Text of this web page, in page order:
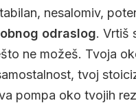
nesalomiv,
odraslog. Vrtiš
ne možeš. Tvoja
tvoj
pompa oko tvojih